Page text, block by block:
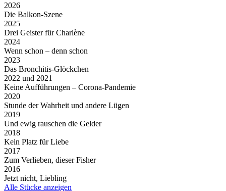
2026
Die Balkon-Szene
2025
Drei Geister für Charlène
2024
Wenn schon – denn schon
2023
Das Bronchitis-Glöckchen
2022 und 2021
Keine Aufführungen – Corona-Pandemie
2020
Stunde der Wahrheit und andere Lügen
2019
Und ewig rauschen die Gelder
2018
Kein Platz für Liebe
2017
Zum Verlieben, dieser Fisher
2016
Jetzt nicht, Liebling
Alle Stücke anzeigen